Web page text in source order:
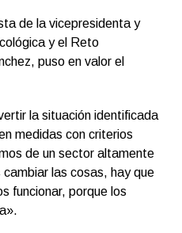
de la vicepresidenta y
y el Reto
puso en valor el
la situación identificada
medidas con criterios
de un sector altamente
las cosas, hay que
funcionar, porque los